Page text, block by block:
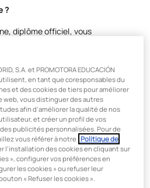
?
diplôme officiel, vous
appareils, systèmes
numériques. Tout au long de
sur des domaines clés tels que :
en œuvre d’applications
et processus
des applications
spécialisés
de programmation
S.A. et PROMOTORA EDUCACIÓN
utilisent, en tant que coresponsables du
et des cookies de tiers pour améliorer
vous distinguer des autres
afin d’améliorer la qualité de nos
et créer un profil de vos
publicités personnalisées. Pour de
vous référer à notre Politique de
l’installation des cookies en cliquant sur
», configurer vos préférences en
les cookies » ou refuser leur
« Refuser les cookies ».